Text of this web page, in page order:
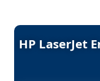
HP LaserJet